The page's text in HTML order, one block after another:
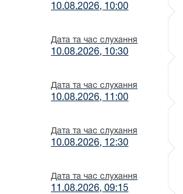
10.08.2026, 10:00
Дата та час слухання
10.08.2026, 10:30
Дата та час слухання
10.08.2026, 11:00
Дата та час слухання
10.08.2026, 12:30
Дата та час слухання
11.08.2026, 09:15